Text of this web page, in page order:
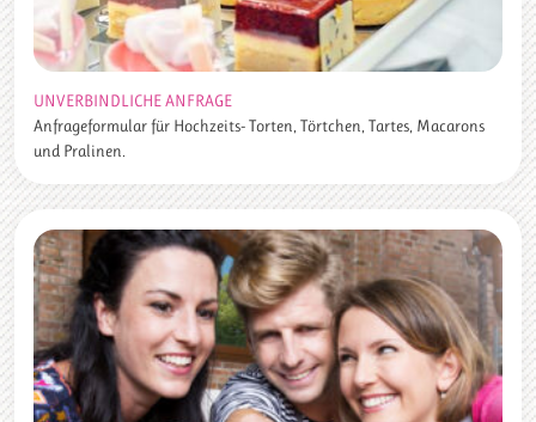
UNVERBINDLICHE ANFRAGE
Anfrageformular für Hochzeits- Torten, Törtchen, Tartes, Macarons
und Pralinen.